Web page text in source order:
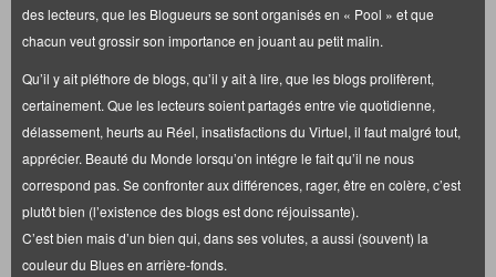
des lecteurs, que les Blogueurs se sont organisés en « Pool » et que
chacun veut grossir son importance en jouant au petit malin.
Qu’il y ait pléthore de blogs, qu’il y ait à lire, que les blogs prolifèrent,
certainement. Que les lecteurs soient partagés entre vie quotidienne,
délassement, heurts au Réel, insatisfactions du Virtuel, il faut malgré tout,
apprécier. Beauté du Monde lorsqu’on intégre le fait qu’il ne nous
correspond pas. Se confronter aux différences, rager, être en colère, c’est
plutôt bien (l’existence des blogs est donc réjouissante).
C’est bien mais d’un bien qui, dans ses volutes, a aussi (souvent) la
couleur du Blues en arrière-fonds.